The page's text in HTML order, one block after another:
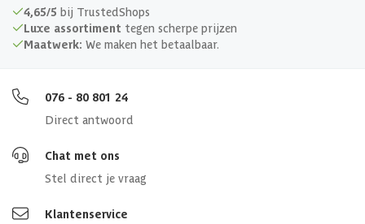
4,65/5 bij TrustedShops
Luxe assortiment tegen scherpe prijzen
Maatwerk: We maken het betaalbaar.
076 - 80 801 24
Direct antwoord
Chat met ons
Stel direct je vraag
Klantenservice